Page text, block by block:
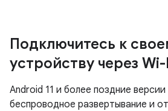
Подключитесь к
устройству через Wi-
Android 11 и более поздние
беспроводное развертывание и